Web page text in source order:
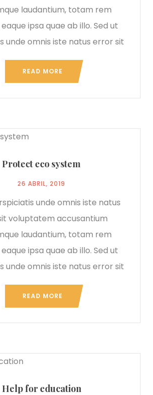
laudantium, totam rem
ipsa quae ab illo. Sed ut
unde omnis iste natus error sit
READ MORE
Protect eco system
26 ABRIL, 2019
unde omnis iste natus
voluptatem accusantium
laudantium, totam rem
ipsa quae ab illo. Sed ut
unde omnis iste natus error sit
READ MORE
Help for education